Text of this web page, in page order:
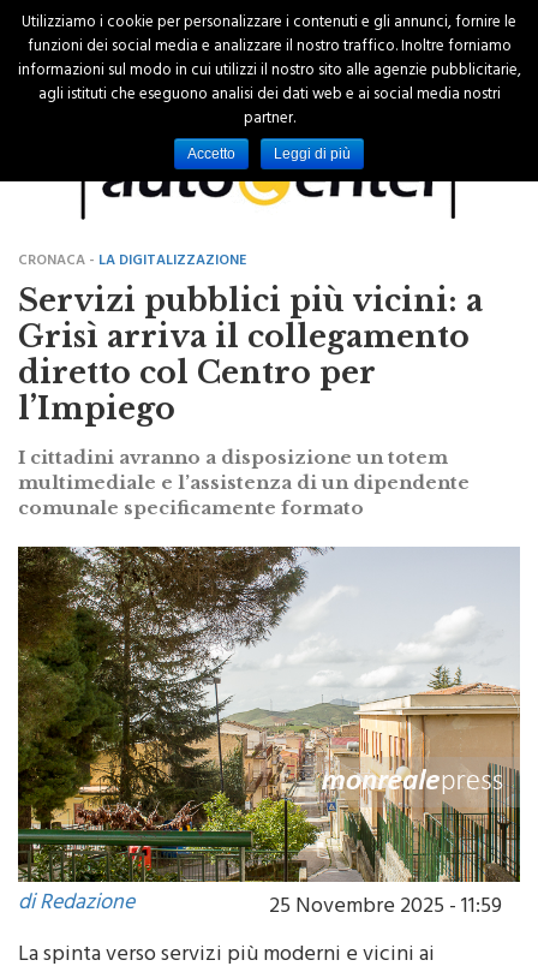
CRONACA -LA DIGITALIZZAZIONE
Servizi pubblici più vicini: a
Grisì arriva il collegamento
diretto col Centro per
l’Impiego
I cittadini avranno a disposizione un totem
multimediale e l’assistenza di un dipendente
di Redazione
25 Novembre 2025 - 11:59
Utilizziamo i cookie per personalizzare i contenuti e gli annunci, fornire le
funzioni dei social media e analizzare il nostro traffico. Inoltre forniamo
informazioni sul modo in cui utilizzi il nostro sito alle agenzie pubblicitarie,
agli istituti che eseguono analisi dei dati web e ai social media nostri
partner.
Accetto Leggi di più